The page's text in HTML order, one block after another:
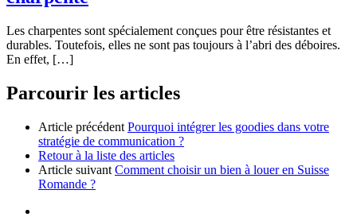
Les charpentes sont spécialement conçues pour être résistantes et
durables. Toutefois, elles ne sont pas toujours à l’abri des déboires.
En effet, […]
Parcourir les articles
Article précédent Pourquoi intégrer les goodies dans votre
stratégie de communication ?
Retour à la liste des articles
Article suivant Comment choisir un bien à louer en Suisse
Romande ?